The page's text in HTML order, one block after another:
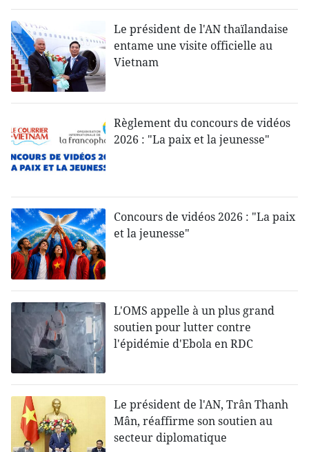
Le président de l'AN thaïlandaise
entame une visite officielle au
Vietnam
Règlement du concours de vidéos
2026 : "La paix et la jeunesse"
Concours de vidéos 2026 : "La paix
et la jeunesse"
L'OMS appelle à un plus grand
soutien pour lutter contre
l'épidémie d'Ebola en RDC
Le président de l'AN, Trân Thanh
Mân, réaffirme son soutien au
secteur diplomatique